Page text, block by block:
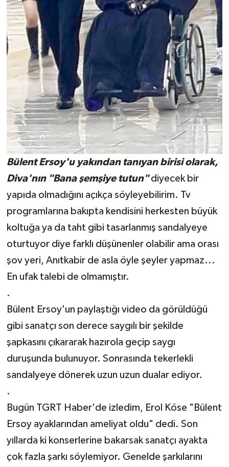
Bülent Ersoy'u yakından tanıyan birisi olarak,
Diva'nın "Bana şemşiye tutun"diyecek bir
yapıda olmadığını açıkça söyleyebilirim. Tv
programlarına bakıpta kendisini herkesten büyük
koltuğa ya da taht gibi tasarlanmış sandalyeye
oturtuyor diye farklı düşünenler olabilir ama orası
şov yeri, Anıtkabir de asla öyle şeyler yapmaz...
En ufak talebi de olmamıştır.
.
Bülent Ersoy'un paylaştığı video da görüldüğü
gibi sanatçı son derece saygılı bir şekilde
şapkasını çıkararak hazırola geçip saygı
duruşunda bulunuyor. Sonrasında tekerlekli
sandalyeye dönerek uzun uzun dualar ediyor.
.
Bugün TGRT Haber'de izledim, Erol Köse "Bülent
Ersoy ayaklarından ameliyat oldu" dedi. Son
yıllarda ki konserlerine bakarsak sanatçı ayakta
çok fazla şarkı söylemiyor. Genelde şarkılarını